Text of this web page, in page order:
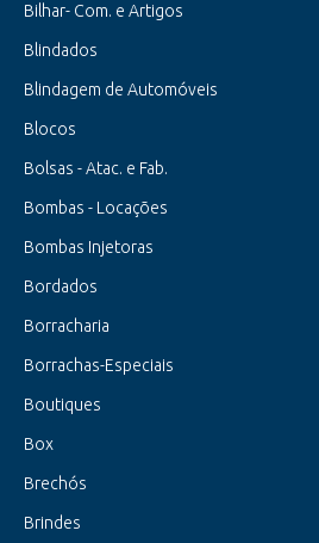
Bilhar- Com. e Artigos
Blindados
Blindagem de Automóveis
Blocos
Bolsas - Atac. e Fab.
Bombas - Locações
Bombas Injetoras
Bordados
Borracharia
Borrachas-Especiais
Boutiques
Box
Brechós
Brindes